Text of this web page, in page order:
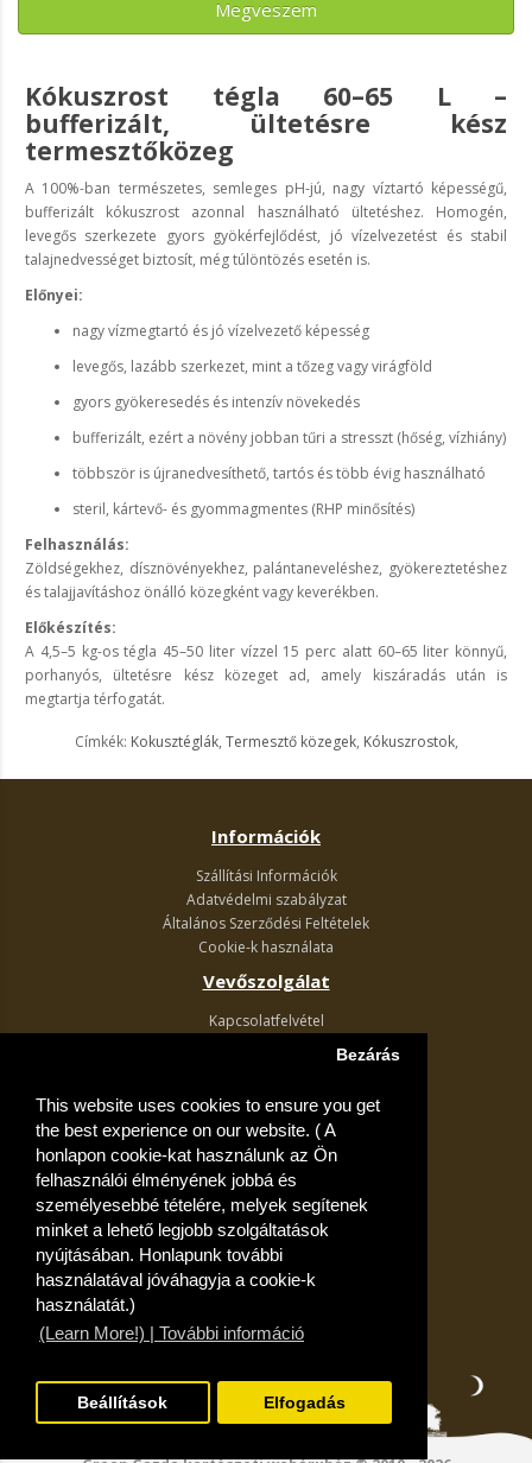
This website uses cookies to ensure you get
the best experience on our website. ( A
honlapon cookie-kat használunk az Ön
felhasználói élményének jobbá és
személyesebbé tételére, melyek segítenek
minket a lehető legjobb szolgáltatások
nyújtásában. Honlapunk további
használatával jóváhagyja a cookie-k
használatát.)
(Learn More!) | További információ
Bezárás
Beállítások Elfogadás
Megveszem
Kókuszrost tégla 60–65 L –
bufferizált, ültetésre kész
termesztőközeg
A 100%-ban természetes, semleges pH-jú, nagy víztartó képességű,
bufferizált kókuszrost azonnal használható ültetéshez. Homogén,
levegős szerkezete gyors gyökérfejlődést, jó vízelvezetést és stabil
talajnedvességet biztosít, még túlöntözés esetén is.
Előnyei:
nagy vízmegtartó és jó vízelvezető képesség
levegős, lazább szerkezet, mint a tőzeg vagy virágföld
gyors gyökeresedés és intenzív növekedés
bufferizált, ezért a növény jobban tűri a stresszt (hőség, vízhiány)
többször is újranedvesíthető, tartós és több évig használható
steril, kártevő- és gyommagmentes (RHP minősítés)
Felhasználás:
Zöldségekhez, dísznövényekhez, palántaneveléshez, gyökereztetéshez
és talajjavításhoz önálló közegként vagy keverékben.
Előkészítés:
A 4,5–5 kg-os tégla 45–50 liter vízzel 15 perc alatt 60–65 liter könnyű,
porhanyós, ültetésre kész közeget ad, amely kiszáradás után is
megtartja térfogatát.
Címkék: Kokusztéglák, Termesztő közegek, Kókuszrostok,
Információk
Szállítási Információk
Adatvédelmi szabályzat
Általános Szerződési Feltételek
Cookie-k használata
Vevőszolgálat
Kapcsolatfelvétel
Akciós ajánlatok
Fiók
Kívánságlista